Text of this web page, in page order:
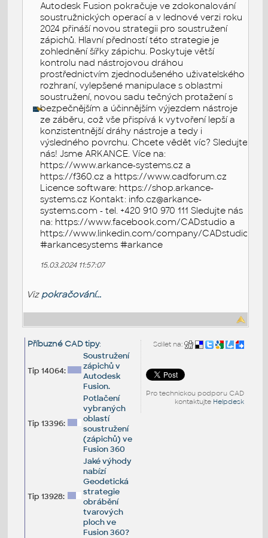
Autodesk Fusion pokračuje ve zdokonalování
soustružnických operací a v lednové verzi roku
2024 přináší novou strategii pro soustružení
zápichů. Hlavní předností této strategie je
zohlednění šířky zápichu. Poskytuje větší
kontrolu nad nástrojovou dráhou
prostřednictvím zjednodušeného uživatelského
rozhraní, vylepšené manipulace s oblastmi
soustružení, novou sadu tečných protažení s
bezpečnějším a účinnějším výjezdem nástroje
ze záběru, což vše přispívá k vytvoření lepší a
konzistentnější dráhy nástroje a tedy i
výsledného povrchu. Chcete vědět víc? Sledujte
nás! Jsme ARKANCE. Více na:
https://www.arkance-systems.cz a
https://f360.cz a https://www.cadforum.cz
Licence software: https://shop.arkance-
systems.cz Kontakt: info.cz@arkance-
systems.com - tel. +420 910 970 111 Sledujte nás
na: https://www.facebook.com/CADstudio a
https://www.linkedin.com/company/CADstudio
#arkancesystems #arkance
15.03.2024 11:57:07
Viz pokračování...
Sdílet na:
Pro technickou podporu CAD
kontaktujte Helpdesk
Příbuzné CAD tipy:
Tip 14064:
Soustružení
zápichů v
Autodesk
Fusion.
Tip 13396:
Potlačení
vybraných
oblastí
soustružení
(zápichů) ve
Fusion 360
Tip 13928:
Jaké výhody
nabízí
Geodetická
strategie
obrábění
tvarových
ploch ve
Fusion 360?